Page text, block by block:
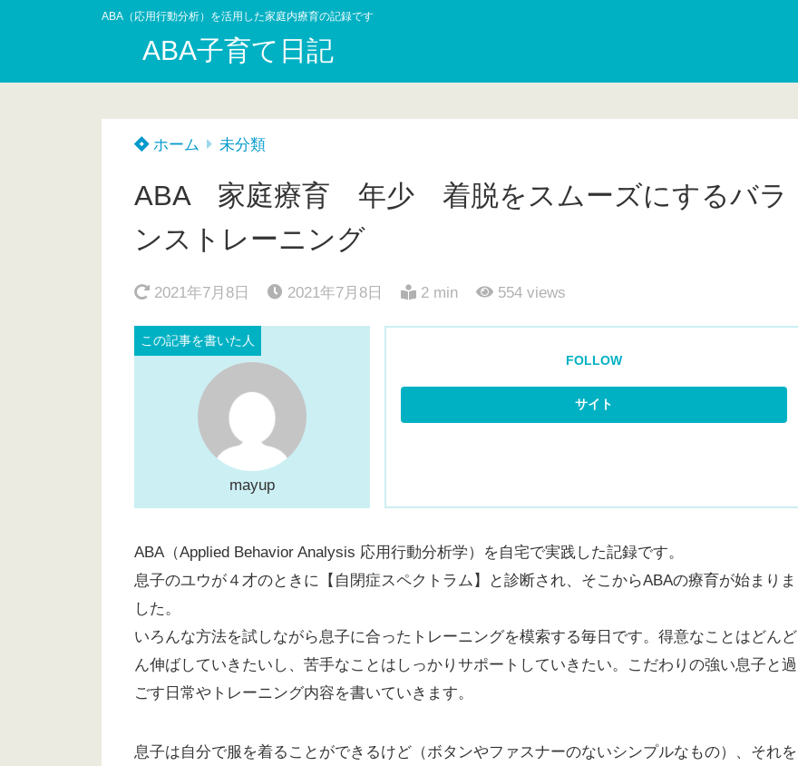
ABA（応用行動分析）を活用した家庭内療育の記録です
ABA子育て日記
ホーム 未分類
ABA 家庭療育 年少 着脱をスムーズにするバラ
ンストレーニング
2021年7月8日 2021年7月8日 2 min 554 views
mayup
FOLLOW
ABA（Applied Behavior Analysis 応用行動分析学）を自宅で実践した記録です。
息子のユウが４才のときに【自閉症スペクトラム】と診断され、そこからABAの療育が始まりま
した。
いろんな方法を試しながら息子に合ったトレーニングを模索する毎日です。得意なことはどんど
ん伸ばしていきたいし、苦手なことはしっかりサポートしていきたい。こだわりの強い息子と過
ごす日常やトレーニング内容を書いていきます。
息子は自分で服を着ることができるけど（ボタンやファスナーのないシンプルなもの）、それを